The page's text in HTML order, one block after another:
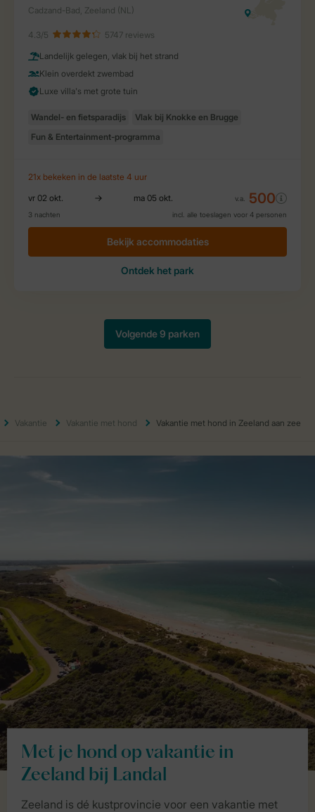
Vakantie Vakantie met hond Vakantie met hond in Zeeland aan zee
Met je hond op vakantie in
Zeeland bij Landal
Zeeland is dé kustprovincie voor een vakantie met